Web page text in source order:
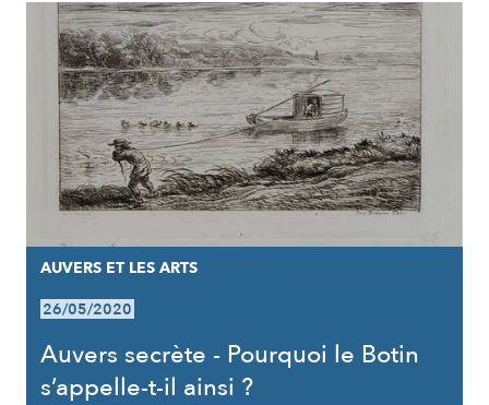
RÉSULTATS
AUVERS ET LES ARTS
26/05/2020
Auvers secrète - Pourquoi le Botin
s’appelle-t-il ainsi ?